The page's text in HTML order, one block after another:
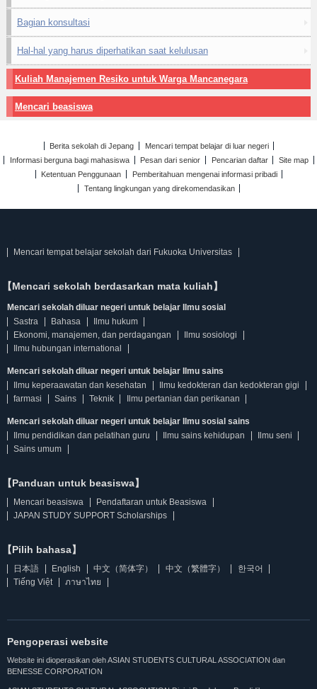
Bagian konsultasi
Hal-hal yang harus diperhatikan saat kelulusan
Kuliah Manajemen Resiko untuk Warga Mancanegara
Mencari beasiswa
Berita sekolah di Jepang
Mencari tempat belajar di luar negeri
Informasi berguna bagi mahasiswa
Pesan dari senior Pencarian daftar
Site map
Ketentuan Penggunaan
Pemberitahuan mengenai informasi pribadi
Tentang lingkungan yang direkomendasikan
Mencari tempat belajar sekolah dari Fukuoka Universitas
【Mencari sekolah berdasarkan mata kuliah】
Mencari sekolah diluar negeri untuk belajar Ilmu sosial
Sastra
Bahasa
Ilmu hukum
Ekonomi, manajemen, dan perdagangan
Ilmu sosiologi
Ilmu hubungan international
Mencari sekolah diluar negeri untuk belajar Ilmu sains
Ilmu keperaawatan dan kesehatan
Ilmu kedokteran dan kedokteran gigi
farmasi
Sains Teknik Ilmu pertanian dan perikanan
Mencari sekolah diluar negeri untuk belajar Ilmu sosial sains
Ilmu pendidikan dan pelatihan guru
Ilmu sains kehidupan
Ilmu seni
Sains umum
【Panduan untuk beasiswa】
Mencari beasiswa
Pendaftaran untuk Beasiswa
JAPAN STUDY SUPPORT Scholarships
【Pilih bahasa】
日本語 English 中文（简体字） 中文（繁體字）
한국어
Tiếng Việt
ภาษาไทย
Pengoperasi website
Website ini dioperasikan oleh ASIAN STUDENTS CULTURAL ASSOCIATION dan
BENESSE CORPORATION